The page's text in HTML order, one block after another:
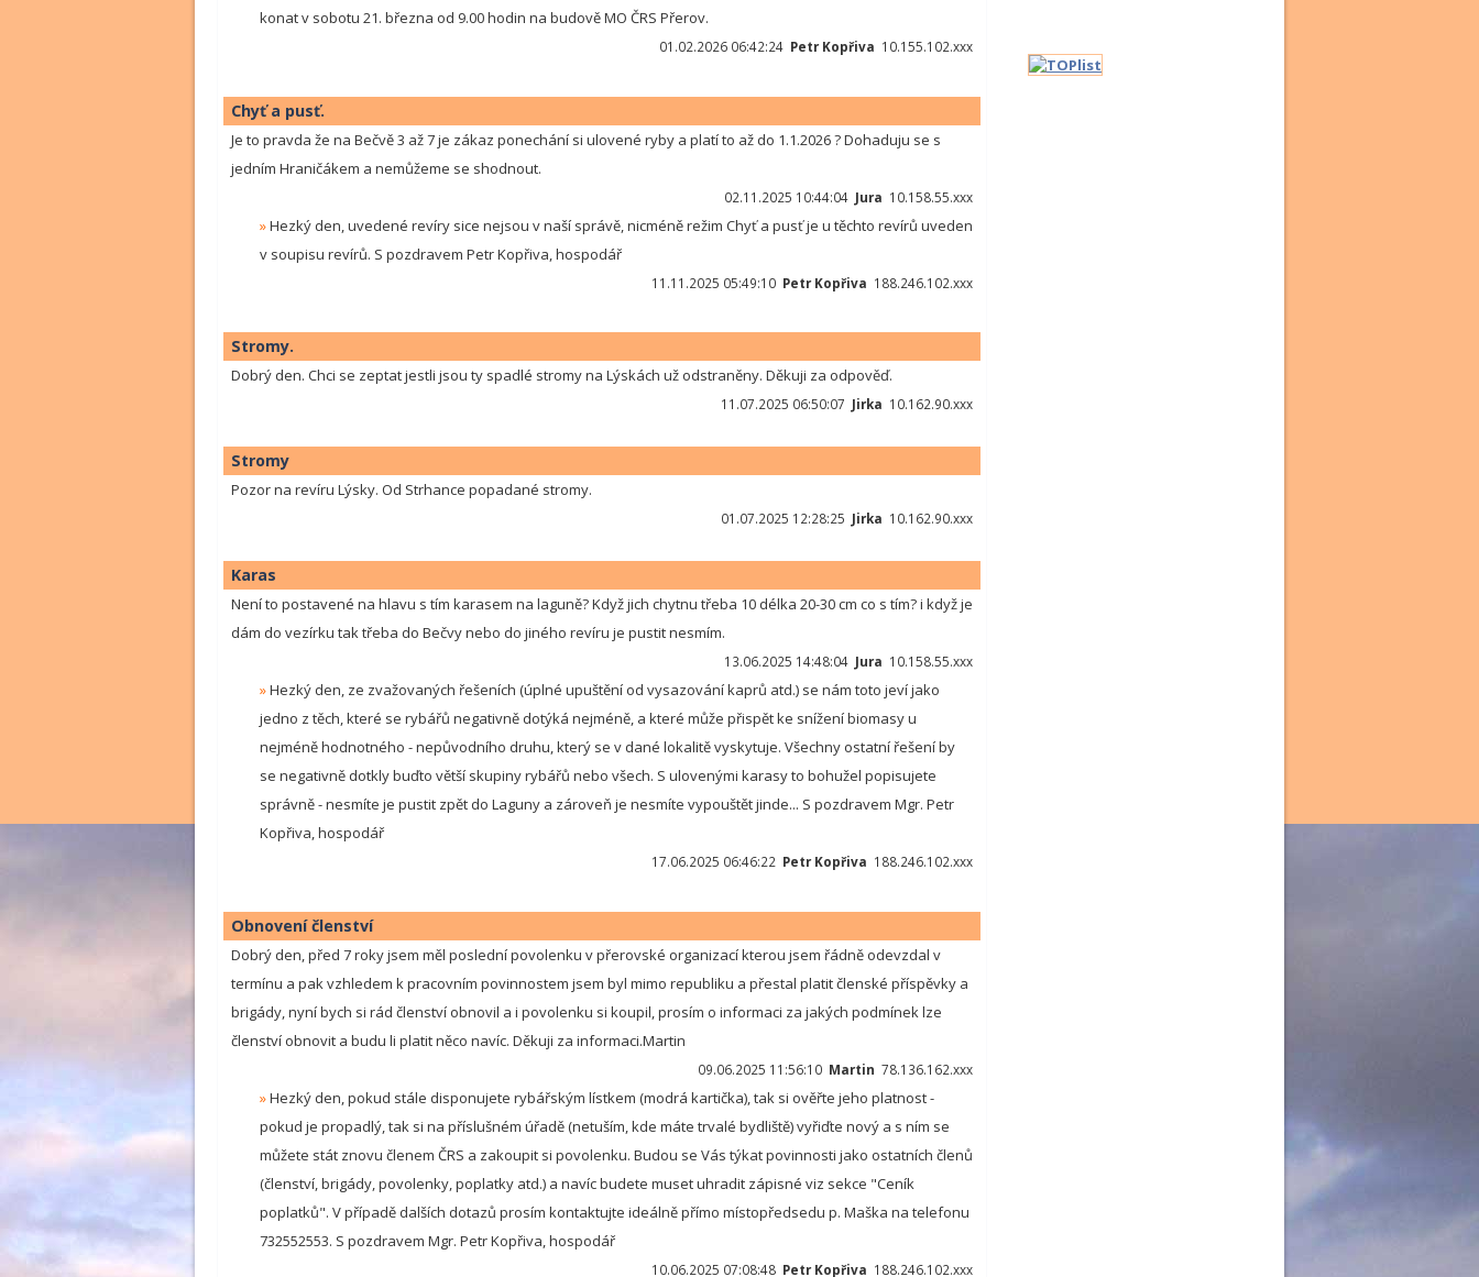
konat v sobotu 21. března od 9.00 hodin na budově MO ČRS Přerov.
01.02.2026 06:42:24 Petr Kopřiva 10.155.102.xxx
Chyť a pusť.
Je to pravda že na Bečvě 3 až 7 je zákaz ponechání si ulovené ryby a platí to až do 1.1.2026 ? Dohaduju se s
jedním Hraničákem a nemůžeme se shodnout.
02.11.2025 10:44:04 Jura 10.158.55.xxx
»Hezký den, uvedené revíry sice nejsou v naší správě, nicméně režim Chyť a pusť je u těchto revírů uveden
v soupisu revírů. S pozdravem Petr Kopřiva, hospodář
11.11.2025 05:49:10 Petr Kopřiva 188.246.102.xxx
Stromy.
Dobrý den. Chci se zeptat jestli jsou ty spadlé stromy na Lýskách už odstraněny. Děkuji za odpověď.
11.07.2025 06:50:07 Jirka 10.162.90.xxx
Stromy
Pozor na revíru Lýsky. Od Strhance popadané stromy.
01.07.2025 12:28:25 Jirka 10.162.90.xxx
Karas
Není to postavené na hlavu s tím karasem na laguně? Když jich chytnu třeba 10 délka 20-30 cm co s tím? i když je
dám do vezírku tak třeba do Bečvy nebo do jiného revíru je pustit nesmím.
13.06.2025 14:48:04 Jura 10.158.55.xxx
»Hezký den, ze zvažovaných řešeních (úplné upuštění od vysazování kaprů atd.) se nám toto jeví jako
jedno z těch, které se rybářů negativně dotýká nejméně, a které může přispět ke snížení biomasy u
nejméně hodnotného - nepůvodního druhu, který se v dané lokalitě vyskytuje. Všechny ostatní řešení by
se negativně dotkly buďto větší skupiny rybářů nebo všech. S ulovenými karasy to bohužel popisujete
správně - nesmíte je pustit zpět do Laguny a zároveň je nesmíte vypouštět jinde... S pozdravem Mgr. Petr
Kopřiva, hospodář
17.06.2025 06:46:22 Petr Kopřiva 188.246.102.xxx
Obnovení členství
Dobrý den, před 7 roky jsem měl poslední povolenku v přerovské organizací kterou jsem řádně odevzdal v
termínu a pak vzhledem k pracovním povinnostem jsem byl mimo republiku a přestal platit členské příspěvky a
brigády, nyní bych si rád členství obnovil a i povolenku si koupil, prosím o informaci za jakých podmínek lze
členství obnovit a budu li platit něco navíc. Děkuji za informaci.Martin
09.06.2025 11:56:10 Martin 78.136.162.xxx
»Hezký den, pokud stále disponujete rybářským lístkem (modrá kartička), tak si ověřte jeho platnost -
pokud je propadlý, tak si na příslušném úřadě (netuším, kde máte trvalé bydliště) vyřiďte nový a s ním se
můžete stát znovu členem ČRS a zakoupit si povolenku. Budou se Vás týkat povinnosti jako ostatních členů
(členství, brigády, povolenky, poplatky atd.) a navíc budete muset uhradit zápisné viz sekce "Ceník
poplatků". V případě dalších dotazů prosím kontaktujte ideálně přímo místopředsedu p. Maška na telefonu
732552553. S pozdravem Mgr. Petr Kopřiva, hospodář
10.06.2025 07:08:48 Petr Kopřiva 188.246.102.xxx